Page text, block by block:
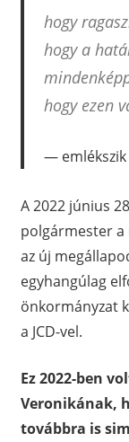
hogy
hogy a
hogy ezen
A 2022 június
polgármester a
az új
egyhangúlag
önkormányzat
a JCD-vel.
Ez 2022-ben
Veronikának,
továbbra is